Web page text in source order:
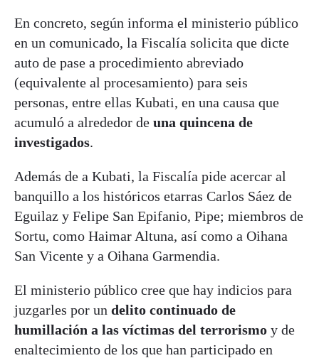
En concreto, según informa el ministerio público
en un comunicado, la Fiscalía solicita que dicte
auto de pase a procedimiento abreviado
(equivalente al procesamiento) para seis
personas, entre ellas Kubati, en una causa que
acumuló a alrededor de una quincena de
investigados.
Además de a Kubati, la Fiscalía pide acercar al
banquillo a los históricos etarras Carlos Sáez de
Eguilaz y Felipe San Epifanio, Pipe; miembros de
Sortu, como Haimar Altuna, así como a Oihana
San Vicente y a Oihana Garmendia.
El ministerio público cree que hay indicios para
juzgarles por un delito continuado de
humillación a las víctimas del terrorismo y de
enaltecimiento de los que han participado en